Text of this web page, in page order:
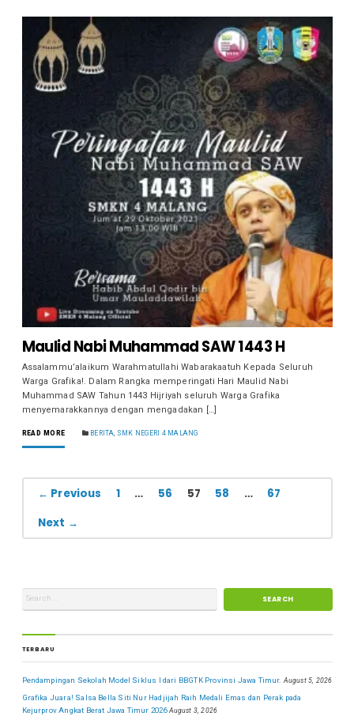
Maulid Nabi Muhammad SAW 1443 H
Assalammu’alaikum Warahmatullahi Wabarakaatuh Kepada Seluruh
Warga Grafika!. Dalam Rangka memperingati Hari Maulid Nabi
Muhammad SAW Tahun 1443 Hijriyah seluruh Warga Grafika
menyemarakkannya dengan mengadakan […]
READ MORE BERITA SMK NEGERI 4 MALANG
← Previous 1 … 56 57 58 …
67
Next →
TERBARU
Pendampingan Sekolah Model Siklus I dari BBGTK Provinsi Jawa Timur. August 5, 2026
Grafika Juara! Salsa Bella Siti Nur Hadjijah Raih Medali Emas dan Perak pada
Kejurprov Angkat Berat Jawa Timur 2026 August 3, 2026